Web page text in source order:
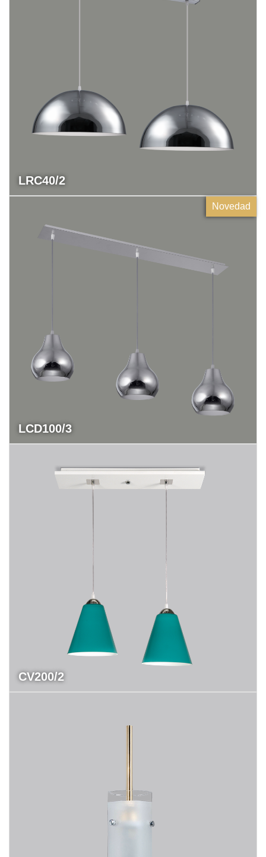
LRC40/2
LCD100/3
Novedad
CV200/2